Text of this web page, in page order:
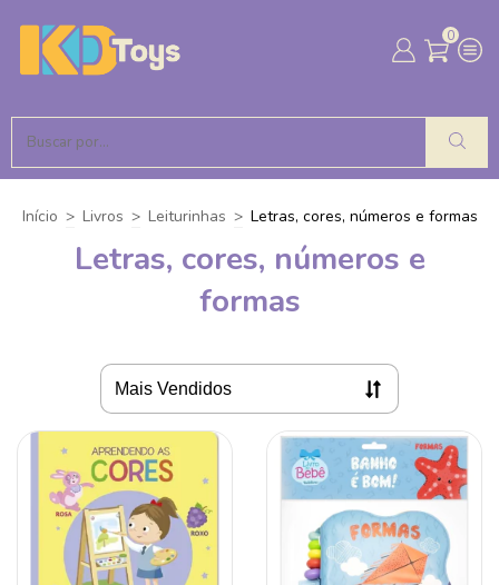
0
Início > Livros > Leiturinhas > Letras, cores, números e formas
Letras, cores, números e
formas